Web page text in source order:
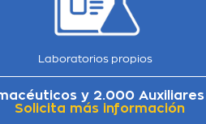
Laboratorios propios
y 2.000
Solicita más información